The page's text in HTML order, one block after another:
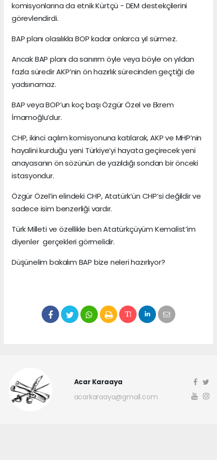
komisyonlarına da etnik Kürtçü - DEM destekçilerini
görevlendirdi.
BAP planı olasılıkla BOP kadar onlarca yıl sürmez.
Ancak BAP planı da sanırım öyle veya böyle on yıldan
fazla süredir AKP’nin ön hazırlık sürecinden geçtiği de
yadsınamaz.
BAP veya BOP’un koç başı Özgür Özel ve Ekrem
İmamoğlu’dur.
CHP, ikinci açılım komisyonuna katılarak, AKP ve MHP’nin
hayalini kurduğu yeni Türkiye’yi hayata geçirecek yeni
anayasanın ön sözünün de yazıldığı sondan bir önceki
istasyondur.
Özgür Özel’in elindeki CHP, Atatürk’ün CHP’si değildir ve
sadece isim benzerliği vardır.
Türk Milleti ve özellikle ben Atatürkçüyüm Kemalist’im
diyenler gerçekleri görmelidir.
Düşünelim bakalım BAP bize neleri hazırlıyor?
Acar Karaaya
acarkaraaya@gmail.com